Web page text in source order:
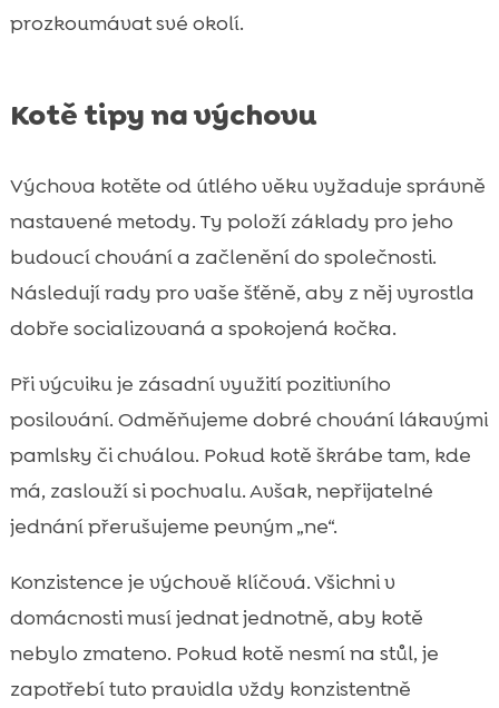
prozkoumávat své okolí.
Kotě tipy na výchovu
Výchova kotěte od útlého věku vyžaduje správně
nastavené metody. Ty položí základy pro jeho
budoucí chování a začlenění do společnosti.
Následují rady pro vaše šťěně, aby z něj vyrostla
dobře socializovaná a spokojená kočka.
Při výcviku je zásadní využití pozitivního
posilování. Odměňujeme dobré chování lákavými
pamlsky či chválou. Pokud kotě škrábe tam, kde
má, zaslouží si pochvalu. Avšak, nepřijatelné
jednání přerušujeme pevným „ne“.
Konzistence je výchově klíčová. Všichni v
domácnosti musí jednat jednotně, aby kotě
nebylo zmateno. Pokud kotě nesmí na stůl, je
zapotřebí tuto pravidla vždy konzistentně